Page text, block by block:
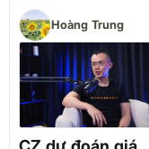
Hoàng Trung